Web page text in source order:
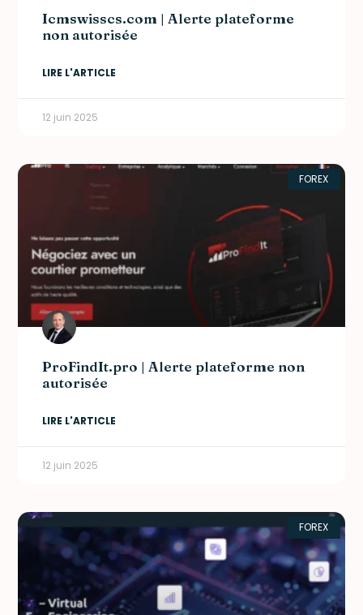
Icmswisscs.com | Alerte plateforme
non autorisée
LIRE L'ARTICLE
12 juin 2025
FOREX
ProFindIt.pro | Alerte plateforme non
autorisée
LIRE L'ARTICLE
12 juin 2025
FOREX